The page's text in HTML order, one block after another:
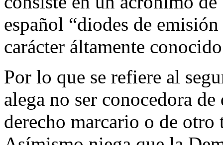
español “diodes de
carácter áltamente
Por lo que se refiere al
alega no ser conocedora
derecho marcario o de